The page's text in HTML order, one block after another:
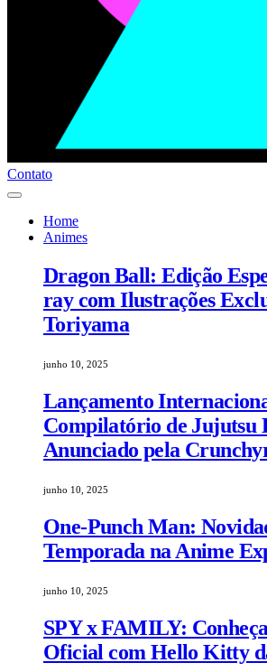
Contato
Home
Animes
Dragon Ball: Edição
ray com Ilustrações
Toriyama
junho 10, 2025
Lançamento
Compilatório de Jujutsu
Anunciado pela
junho 10, 2025
One-Punch Man:
Temporada na Anime
junho 10, 2025
SPY x FAMILY:
Oficial com Hello Kitty